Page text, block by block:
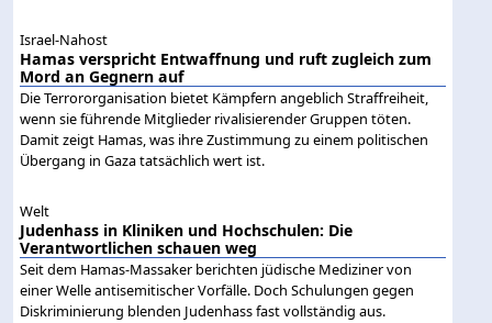
Israel-Nahost
Hamas verspricht Entwaffnung und ruft zugleich zum
Mord an Gegnern auf
Die Terrororganisation bietet Kämpfern angeblich Straffreiheit,
wenn sie führende Mitglieder rivalisierender Gruppen töten.
Damit zeigt Hamas, was ihre Zustimmung zu einem politischen
Übergang in Gaza tatsächlich wert ist.
Welt
Judenhass in Kliniken und Hochschulen: Die
Verantwortlichen schauen weg
Seit dem Hamas-Massaker berichten jüdische Mediziner von
einer Welle antisemitischer Vorfälle. Doch Schulungen gegen
Diskriminierung blenden Judenhass fast vollständig aus.